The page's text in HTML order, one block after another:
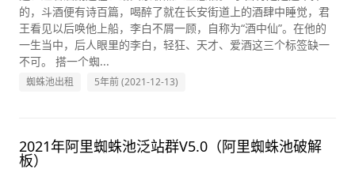
的，斗酒便有诗百篇，喝醉了就在长安街道上的酒肆中睡觉，君
王看见以后唤他上船，李白不屑一顾，自称为“酒中仙”。在他的
一生当中，后人眼里的李白，轻狂、天才、爱酒这三个标签缺一
不可。 搭一个蜘...
蜘蛛池出租 5年前 (2021-12-13)
2021年阿里蜘蛛池泛站群V5.0（阿里蜘蛛池破解
板）